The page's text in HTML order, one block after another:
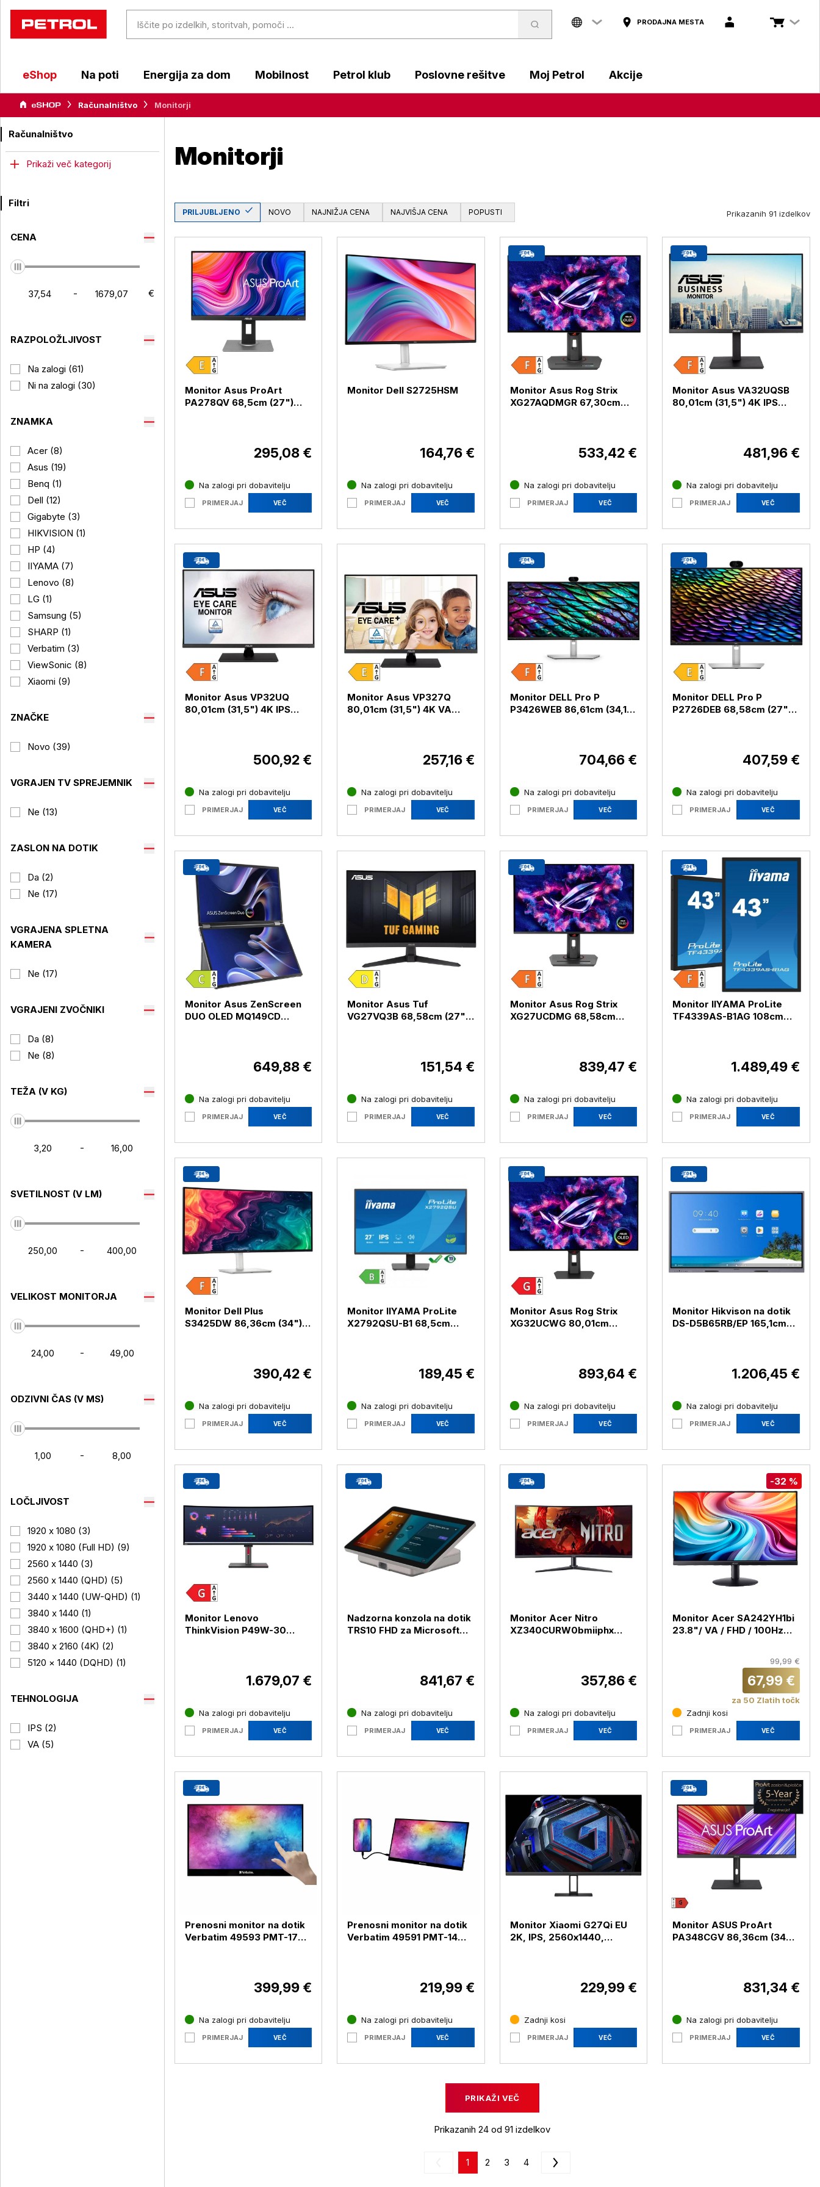
PRODAJNA MESTA
eShop Na poti Energija za dom Mobilnost Petrol klub Poslovne rešitve Moj Petrol Akcije
Računalništvo Monitorji
Računalništvo
Prikaži več kategorij
Filtri
CENA
- €
RAZPOLOŽLJIVOST
Na zalogi (61)
Ni na zalogi (30)
ZNAMKA
Acer (8)
Asus (19)
Benq (1)
Dell (12)
Gigabyte (3)
HIKVISION (1)
HP (4)
IIYAMA (7)
Lenovo (8)
LG (1)
Samsung (5)
SHARP (1)
Verbatim (3)
ViewSonic (8)
Xiaomi (9)
ZNAČKE
Novo (39)
VGRAJEN TV SPREJEMNIK
Ne (13)
ZASLON NA DOTIK
Da (2)
Ne (17)
VGRAJENA SPLETNA
KAMERA
Ne (17)
VGRAJENI ZVOČNIKI
Da (8)
Ne (8)
TEŽA (V KG)
-
SVETILNOST (V LM)
-
VELIKOST MONITORJA
-
ODZIVNI ČAS (V MS)
-
LOČLJIVOST
1920 x 1080 (3)
1920 x 1080 (Full HD) (9)
2560 x 1440 (3)
2560 x 1440 (QHD) (5)
3440 x 1440 (UW-QHD) (1)
3840 x 1440 (1)
3840 x 1600 (QHD+) (1)
3840 x 2160 (4K) (2)
5120 × 1440 (DQHD) (1)
TEHNOLOGIJA
IPS (2)
VA (5)
Monitorji
PRILJUBLJENO NOVO NAJNIŽJA CENA NAJVIŠJA CENA POPUSTI Prikazanih 91 izdelkov
Monitor Asus ProArt
PA278QV 68,5cm (27")
295,08 €
Na zalogi pri dobavitelju
PRIMERJAJ VEČ
Monitor Dell S2725HSM
164,76 €
Na zalogi pri dobavitelju
PRIMERJAJ VEČ
Monitor Asus Rog Strix
XG27AQDMGR 67,30cm
533,42 €
Na zalogi pri dobavitelju
PRIMERJAJ VEČ
Monitor Asus VA32UQSB
80,01cm (31,5") 4K IPS
481,96 €
Na zalogi pri dobavitelju
PRIMERJAJ VEČ
Monitor Asus VP32UQ
80,01cm (31,5") 4K IPS
500,92 €
Na zalogi pri dobavitelju
PRIMERJAJ VEČ
Monitor Asus VP327Q
80,01cm (31,5") 4K VA
257,16 €
Na zalogi pri dobavitelju
PRIMERJAJ VEČ
Monitor DELL Pro P
P3426WEB 86,61cm (34,1")
704,66 €
Na zalogi pri dobavitelju
PRIMERJAJ VEČ
Monitor DELL Pro P
P2726DEB 68,58cm (27")
407,59 €
Na zalogi pri dobavitelju
PRIMERJAJ VEČ
Monitor Asus ZenScreen
DUO OLED MQ149CD
649,88 €
Na zalogi pri dobavitelju
PRIMERJAJ VEČ
Monitor Asus Tuf
VG27VQ3B 68,58cm (27")
151,54 €
Na zalogi pri dobavitelju
PRIMERJAJ VEČ
Monitor Asus Rog Strix
XG27UCDMG 68,58cm
839,47 €
Na zalogi pri dobavitelju
PRIMERJAJ VEČ
Monitor IIYAMA ProLite
TF4339AS-B1AG 108cm
1.489,49 €
Na zalogi pri dobavitelju
PRIMERJAJ VEČ
Monitor Dell Plus
S3425DW 86,36cm (34")
390,42 €
Na zalogi pri dobavitelju
PRIMERJAJ VEČ
Monitor IIYAMA ProLite
X2792QSU-B1 68,5cm
189,45 €
Na zalogi pri dobavitelju
PRIMERJAJ VEČ
Monitor Asus Rog Strix
XG32UCWG 80,01cm
893,64 €
Na zalogi pri dobavitelju
PRIMERJAJ VEČ
Monitor Hikvison na dotik
DS-D5B65RB/EP 165,1cm
1.206,45 €
Na zalogi pri dobavitelju
PRIMERJAJ VEČ
Monitor Lenovo
ThinkVision P49W-30
1.679,07 €
Na zalogi pri dobavitelju
PRIMERJAJ VEČ
Nadzorna konzola na dotik
TRS10 FHD za Microsoft
841,67 €
Na zalogi pri dobavitelju
PRIMERJAJ VEČ
Monitor Acer Nitro
XZ340CURW0bmiiphx
357,86 €
Na zalogi pri dobavitelju
PRIMERJAJ VEČ
-32 %
Monitor Acer SA242YH1bi
23.8"/ VA / FHD / 100Hz
99,99 €
67,99 €
za 50 Zlatih točk
Zadnji kosi
PRIMERJAJ VEČ
Prenosni monitor na dotik
Verbatim 49593 PMT-17
399,99 €
Na zalogi pri dobavitelju
PRIMERJAJ VEČ
Prenosni monitor na dotik
Verbatim 49591 PMT-14
219,99 €
Na zalogi pri dobavitelju
PRIMERJAJ VEČ
Monitor Xiaomi G27Qi EU
2K, IPS, 2560x1440,
229,99 €
Zadnji kosi
PRIMERJAJ VEČ
Monitor ASUS ProArt
PA348CGV 86,36cm (34")
831,34 €
Na zalogi pri dobavitelju
PRIMERJAJ VEČ
PRIKAŽI VEČ
Prikazanih 24 od 91 izdelkov
1 2 3 4